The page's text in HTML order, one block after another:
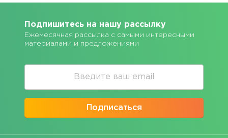
Подпишитесь на нашу рассылку
Ежемесячная рассылка с самыми интересными
материалами и предложениями
Подписаться